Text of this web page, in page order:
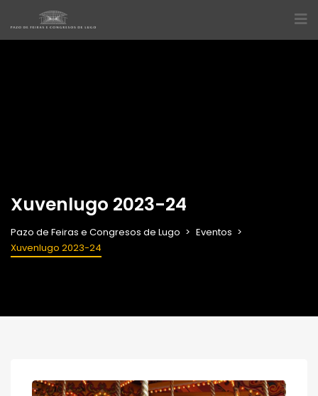
Xuvenlugo 2023-24
Pazo de Feiras e Congresos de Lugo
Eventos
Xuvenlugo 2023-24